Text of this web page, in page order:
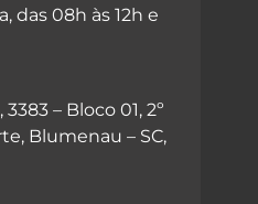
das 08h às 12h e
– Bloco 01, 2º
Blumenau – SC,